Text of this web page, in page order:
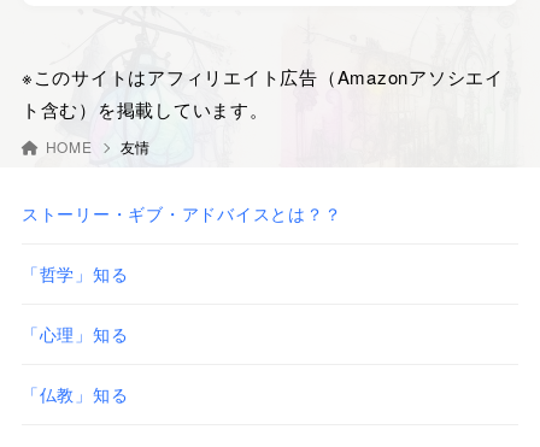
※このサイトはアフィリエイト広告（Amazonアソシエイ
ト含む）を掲載しています。
HOME 友情
ストーリー・ギブ・アドバイスとは？？
「哲学」知る
「心理」知る
「仏教」知る